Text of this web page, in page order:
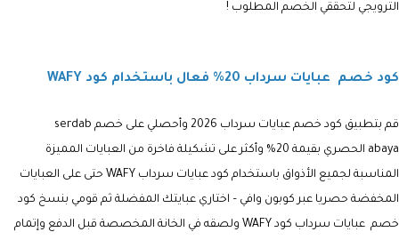
الترويجي لتحققي الخصم المطلوب !
كود خصم عبايات سرداب 20% فعال باستخدام كود WAFY
قم بتطبيق كود خصم عبايات سرداب 2026 وأحصلي على خصم serdab
abaya
الحصري بقيمة 20% وأكثر على تشكيلة فاخرة من العبايات المميزة
المناسبة لجميع الأذواق باستخدام كود عبايات سرداب
WAFY حتى على العبايات
المخفضة حصريا عبر كوبون وافي – اختاري عبايتك المفضلة ثم قومي بنسخ كود
خصم عبايات سرداب كود WAFY ولصقه في الخانة المخصصة قبل الدفع وإتمام